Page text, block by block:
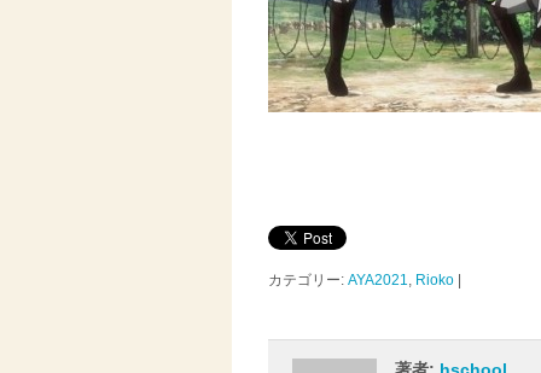
カテゴリー: AYA2021, Rioko |